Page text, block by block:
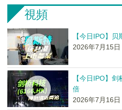
視頻
【今日IPO】
2026年7月15
【今日IPO】
倍
2026年7月16日